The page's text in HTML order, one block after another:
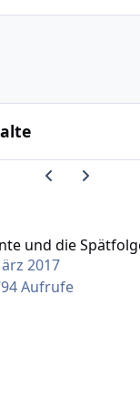
VorherigeNächste
und die
2017
Aufrufe